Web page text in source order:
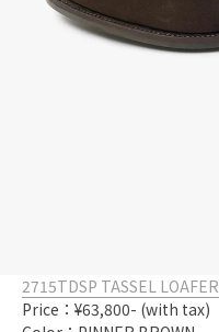
2715TDSP TASSEL LOAFER
Price：¥63,800- (with tax)